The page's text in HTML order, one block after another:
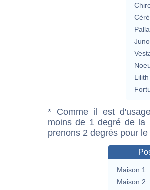
Lilith
* Comme il est
moins de 1 degré de la
prenons 2 degrés pour
Maison 1
Maison 2